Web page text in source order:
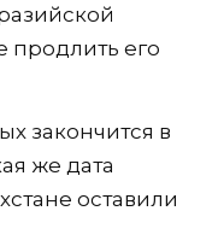
продлить его
закончится в
же дата
оставили